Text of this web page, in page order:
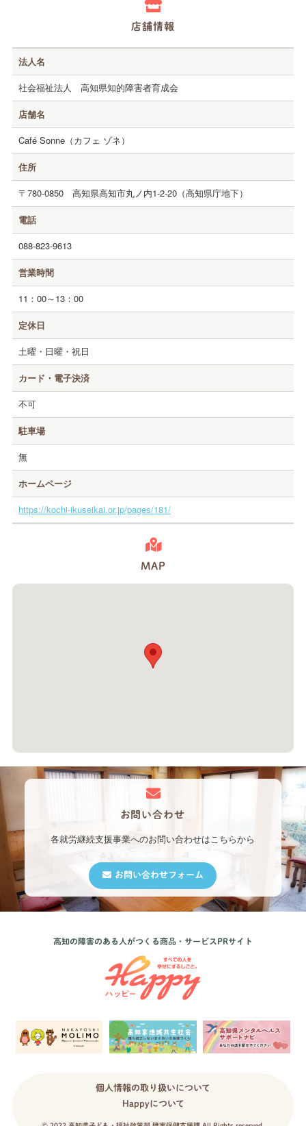
事業所紹介
お店紹介
公式オンラインストア
店舗情報
法人名
社会福祉法人 高知県知的障害者育成会
店舗名
Café Sonne（カフェ ゾネ）
住所
〒780-0850 高知県高知市丸ノ内1-2-20（高知県庁地下）
電話
088-823-9613
営業時間
11：00～13：00
定休日
土曜・日曜・祝日
カード・電子決済
不可
駐車場
無
ホームページ
https://kochi-ikuseikai.or.jp/pages/181/
MAP
お問い合わせ
各就労継続支援事業へのお問い合わせはこちらから
お問い合わせフォーム
高知の障害のある人がつくる商品・サービスPRサイト
個人情報の取り扱いについて
Happyについて